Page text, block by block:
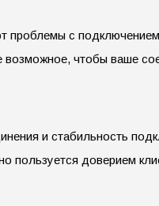
проблемы с
чтобы ваше
и стабильность
доверием